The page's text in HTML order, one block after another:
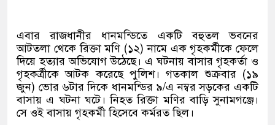
এবার রাজধানীর ধানমন্ডিতে একটি বহুতল ভবনের
আটতলা থেকে রিক্তা মণি (১২)নামে এক গৃহকর্মীকে ফেলে
দিয়ে হত্যার অভিযোগ উঠেছে। এ ঘটনায় বাসার গৃহকর্তা ও
গৃহকর্ত্রীকে আটক করেছে পুলিশ। গতকাল শুক্রবার(১৯
জুন) ভোর ৬টার দিকে ধানমন্ডির ৯/এ নম্বর সড়কের একটি
বাসায় এ ঘটনা ঘটে। নিহত রিক্তা মণির বাড়ি সুনামগঞ্জে।
সে ওই বাসায় গৃহকর্মী হিসেবে কর্মরত ছিল।